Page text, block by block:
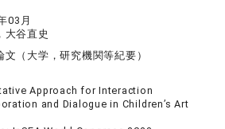
03月
大谷直史
文（大学，研究機関等紀要）
Approach for Interaction
and Dialogue in Children’s Art